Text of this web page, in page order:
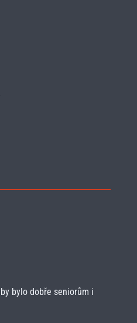
bylo dobře seniorům i